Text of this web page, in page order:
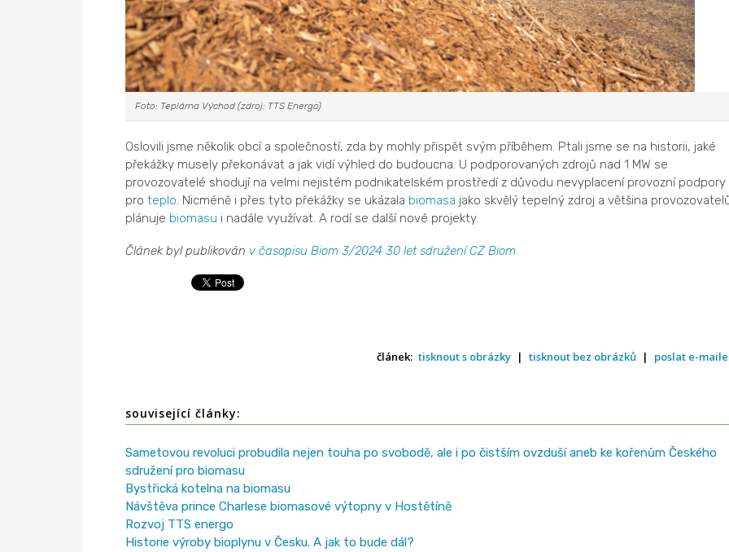
Foto: Teplárna Východ (zdroj: TTS Energo)
Oslovili jsme několik obcí a společností, zda by mohly přispět svým příběhem. Ptali jsme se na historii, jaké
překážky musely překonávat a jak vidí výhled do budoucna. U podporovaných zdrojů nad 1 MW se
provozovatelé shodují na velmi nejistém podnikatelském prostředí z důvodu nevyplacení provozní podpory
pro teplo . Nicméně i přes tyto překážky se ukázala biomasa jako skvělý tepelný zdroj a většina
plánuje biomasu i nadále využívat. A rodí se další nové projekty.
Článek byl publikován v časopisu Biom 3/2024 30 let sdružení CZ Biom
článek: tisknout s obrázky | tisknout bez obrázků | poslat e-
související články:
Sametovou revoluci probudila nejen touha po svobodě, ale i po čistším ovzduší aneb ke kořenům Českého
sdružení pro biomasu
Bystřická kotelna na biomasu
Návštěva prince Charlese biomasové výtopny v Hostětíně
Rozvoj TTS energo
Historie výroby bioplynu v Česku. A jak to bude dál?